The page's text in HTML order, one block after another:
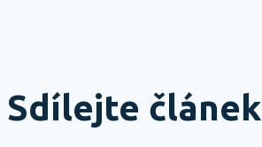
Sdílejte článek